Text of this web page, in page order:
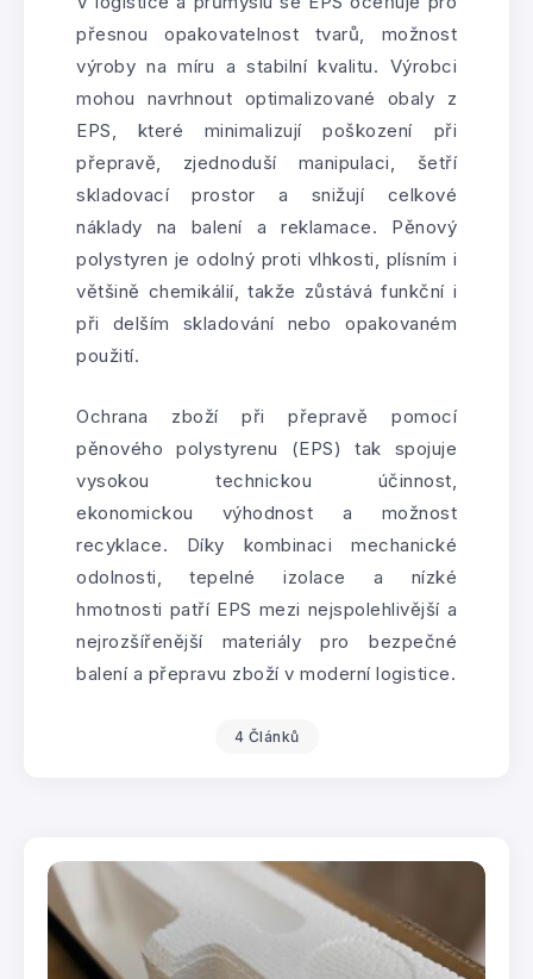
přesnou opakovatelnost tvarů, možnost
výroby na míru a stabilní kvalitu. Výrobci
mohou navrhnout optimalizované obaly z
EPS, které minimalizují poškození při
přepravě, zjednoduší manipulaci, šetří
skladovací prostor a snižují celkové
náklady na balení a reklamace. Pěnový
polystyren je odolný proti vlhkosti, plísním i
většině chemikálií, takže zůstává funkční i
při delším skladování nebo opakovaném
použití.
Ochrana zboží při přepravě pomocí
pěnového polystyrenu (EPS) tak spojuje
vysokou technickou účinnost,
ekonomickou výhodnost a možnost
recyklace. Díky kombinaci mechanické
odolnosti, tepelné izolace a nízké
hmotnosti patří EPS mezi nejspolehlivější a
nejrozšířenější materiály pro bezpečné
balení a přepravu zboží v moderní logistice.
4 Článků